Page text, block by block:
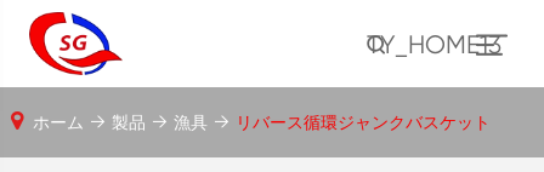
TY_HOME13
ホーム 製品 漁具 リバース循環ジャンクバスケット